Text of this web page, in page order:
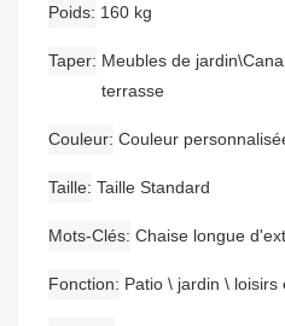
Poids 160 kg
Taper Meubles de
terrasse
Couleur Couleur
Taille Taille Standard
Mots-Clés Chaise longue
Fonction Patio \ jardin \ loisirs